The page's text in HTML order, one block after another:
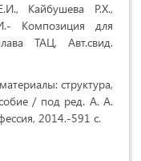
Кайбушева Р.Х.,
Композиция для
ТАЦ, Авт.свид.
структура,
/ под ред. А. А.
2014.-591 с.